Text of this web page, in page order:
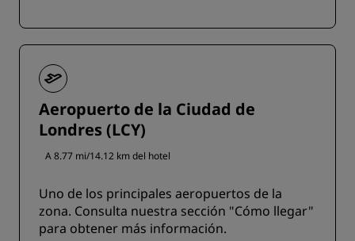
Aeropuerto de la Ciudad de
Londres (LCY)
A 8.77 mi/14.12 km del hotel
Uno de los principales aeropuertos de la
zona. Consulta nuestra sección "Cómo llegar"
para obtener más información.